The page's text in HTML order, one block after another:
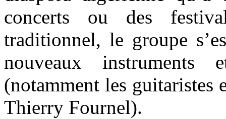
concerts ou des
traditionnel, le groupe
nouveaux instruments
(notamment les guitaristes
Thierry Fournel).